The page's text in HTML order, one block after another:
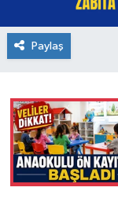
Paylaş